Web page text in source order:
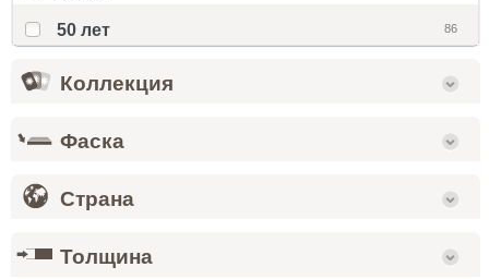
50 лет 86
Коллекция
Фаска
Страна
Толщина